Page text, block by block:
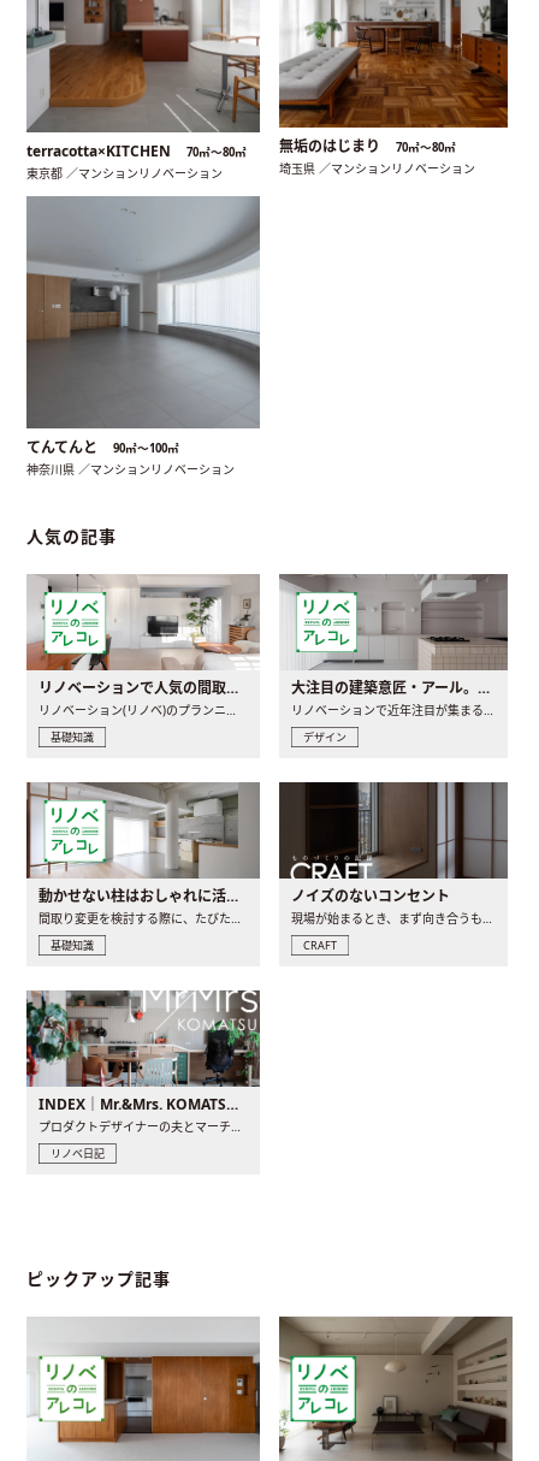
terracotta×KITCHEN 70㎡〜80㎡
東京都 ／マンションリノベーション
無垢のはじまり 70㎡〜80㎡
埼玉県 ／マンションリノベーション
てんてんと 90㎡〜100㎡
神奈川県 ／マンションリノベーション
人気の記事
リノベーションで人気の間取りとは？トレンドの間取りと実例を徹底解説
リノベーション(リノベ)のプランニングで一番最初に決めるのは..
基礎知識
大注目の建築意匠・アール。人気の理由と空間に取り入れるポイント
リノベーションで近年注目が集まる建築意匠の一つであるアール..
デザイン
動かせない柱はおしゃれに活用！柱を魅せるリノベーション(リノベ)4選
間取り変更を検討する際に、たびたび皆さんの頭を悩ませる動か..
基礎知識
ノイズのないコンセント
現場が始まるとき、まず向き合うものの一つがコンセントです..
CRAFT
INDEX｜Mr.&Mrs. KOMATSU renovation diary
プロダクトデザイナーの夫とマーチャンダイザーの妻が、夫婦で..
リノベ日記
ピックアップ記事